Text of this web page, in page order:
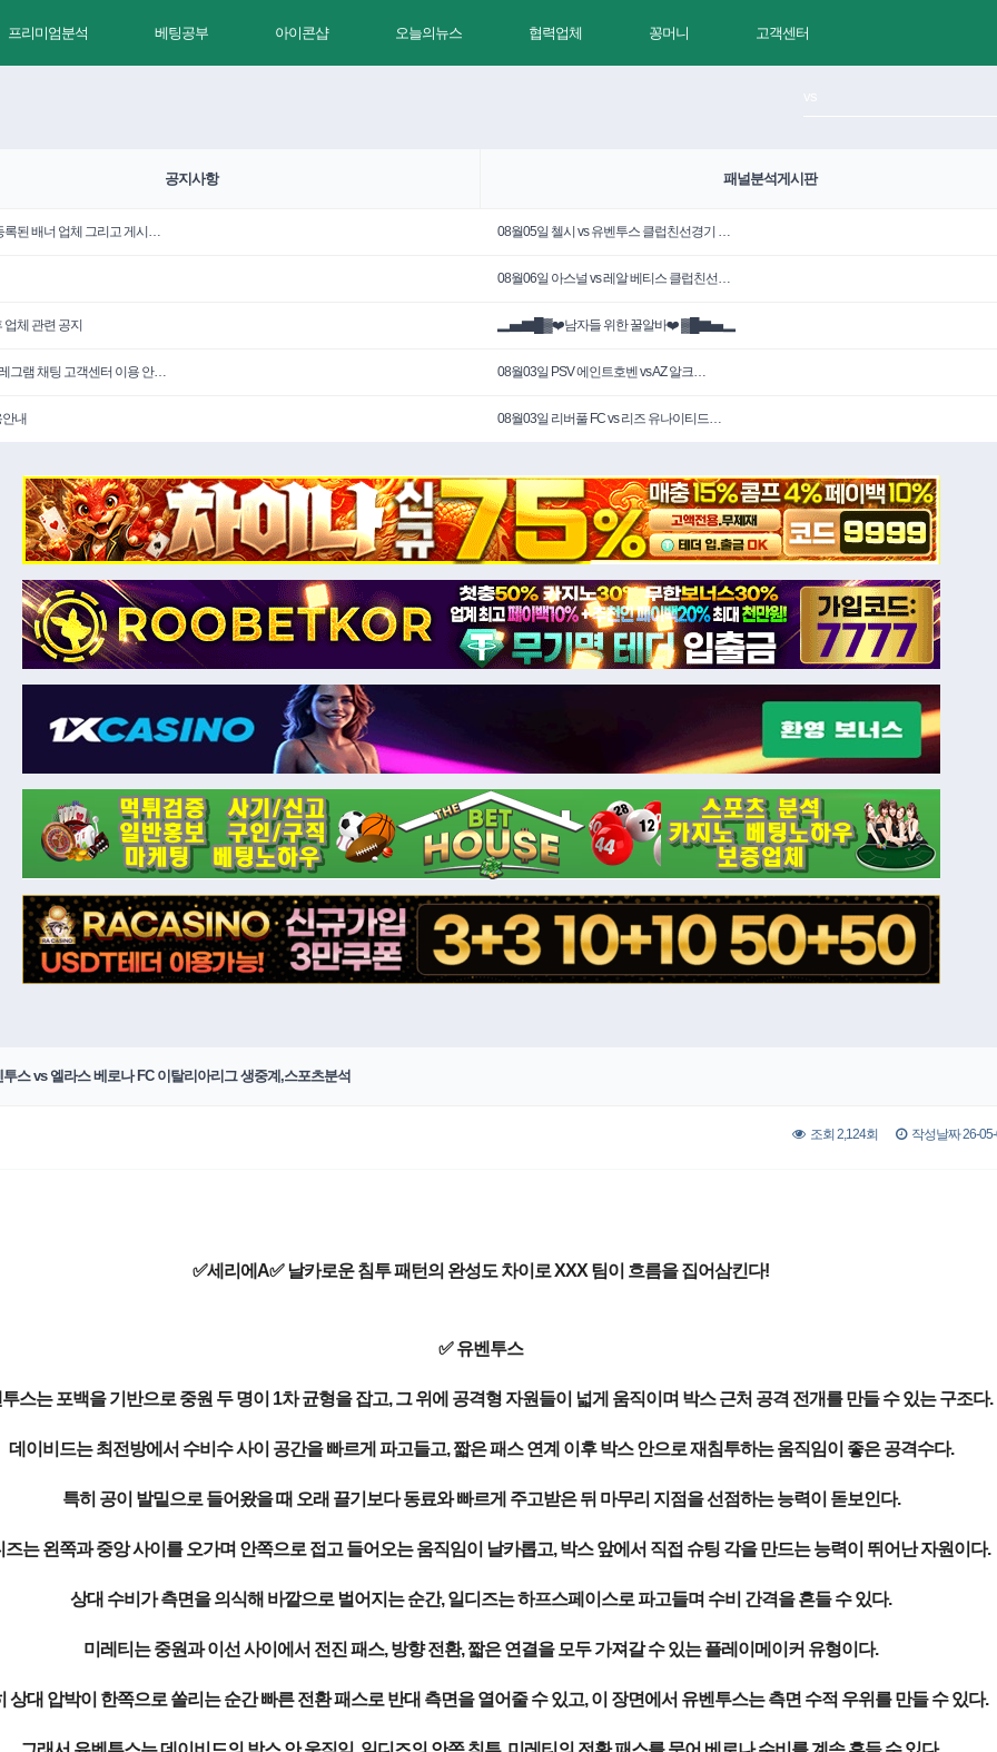
프리미엄분석 베팅공부 아이콘샵 오늘의뉴스 협력업체 꽁머니 고객센터
공지사항 패널분석게시판
록된 배너 업체 그리고 게시…
체 관련 공지
그램 채팅 고객센터 이용 안…
내
08월05일 첼시 vs 유벤투스 클럽친선경기 …
08월06일 아스널 vs 레알 베티스 클럽친선…
▂▅▇█▓❤️남자들 위한 꿀알바❤️ ▓█▇▅▂
08월03일 PSV 에인트호벤 vs AZ 알크…
08월03일 리버풀 FC vs 리즈 유나이티드…
투스 vs 엘라스 베로나 FC 이탈리아리그 생중계,스포츠분석
조회 2,124회 작성날짜 26-
✅세리에A✅ 날카로운 침투 패턴의 완성도 차이로 XXX 팀이 흐름을 집어삼킨다!
✅ 유벤투스
스는 포백을 기반으로 중원 두 명이 1차 균형을 잡고, 그 위에 공격형 자원들이 넓게 움직이며 박스 근처 공격 전개를 만들 수 있는 구조다.
데이비드는 최전방에서 수비수 사이 공간을 빠르게 파고들고, 짧은 패스 연계 이후 박스 안으로 재침투하는 움직임이 좋은 공격수다.
특히 공이 발밑으로 들어왔을 때 오래 끌기보다 동료와 빠르게 주고받은 뒤 마무리 지점을 선점하는 능력이 돋보인다.
즈는 왼쪽과 중앙 사이를 오가며 안쪽으로 접고 들어오는 움직임이 날카롭고, 박스 앞에서 직접 슈팅 각을 만드는 능력이 뛰어난 자원이다.
상대 수비가 측면을 의식해 바깥으로 벌어지는 순간, 일디즈는 하프스페이스로 파고들며 수비 간격을 흔들 수 있다.
미레티는 중원과 이선 사이에서 전진 패스, 방향 전환, 짧은 연결을 모두 가져갈 수 있는 플레이메이커 유형이다.
상대 압박이 한쪽으로 쏠리는 순간 빠른 전환 패스로 반대 측면을 열어줄 수 있고, 이 장면에서 유벤투스는 측면 수적 우위를 만들 수 있다.